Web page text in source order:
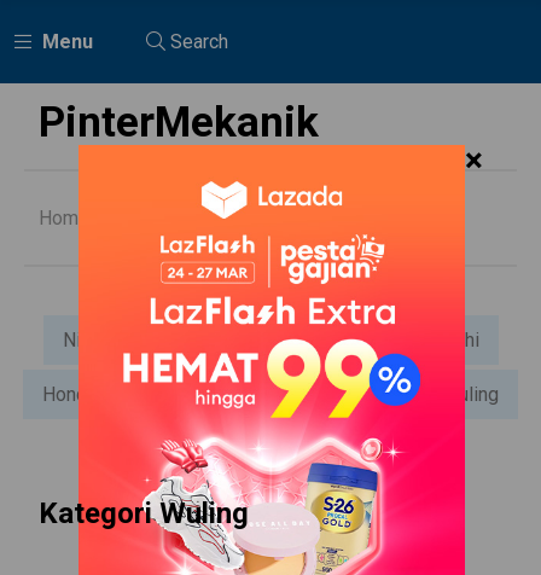
Menu Search
PinterMekanik
Home Suzuki
Nissan Daihatsu Mitsubishi
Honda Suzuki Toyota Mazda Wuling
Kategori Wuling
×